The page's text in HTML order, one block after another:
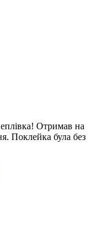
Отримав на
Поклейка була без